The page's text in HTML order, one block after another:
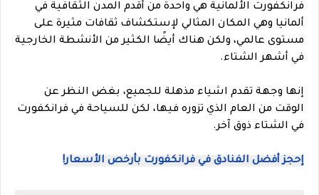
فرانكفورت الألمانية هي واحدة من أقدم المدن الثقافية في
ألمانيا وهي المكان المثالي لإستكشاف ثقافات مثيرة على
مستوى عالمي، ولكن هناك أيضًا الكثير من الأنشطة الخارجية
في أشهر الشتاء.
إنها وجهة تقدم اشياء مذهلة للجميع، بغض النظر عن
الوقت من العام الذي تزوره فيها، لكن للسياحة في فرانكفورت
في الشتاء ذوق آخر.
إحجز أفضل الفنادق في فرانكفورت بأرخص الأسعار!